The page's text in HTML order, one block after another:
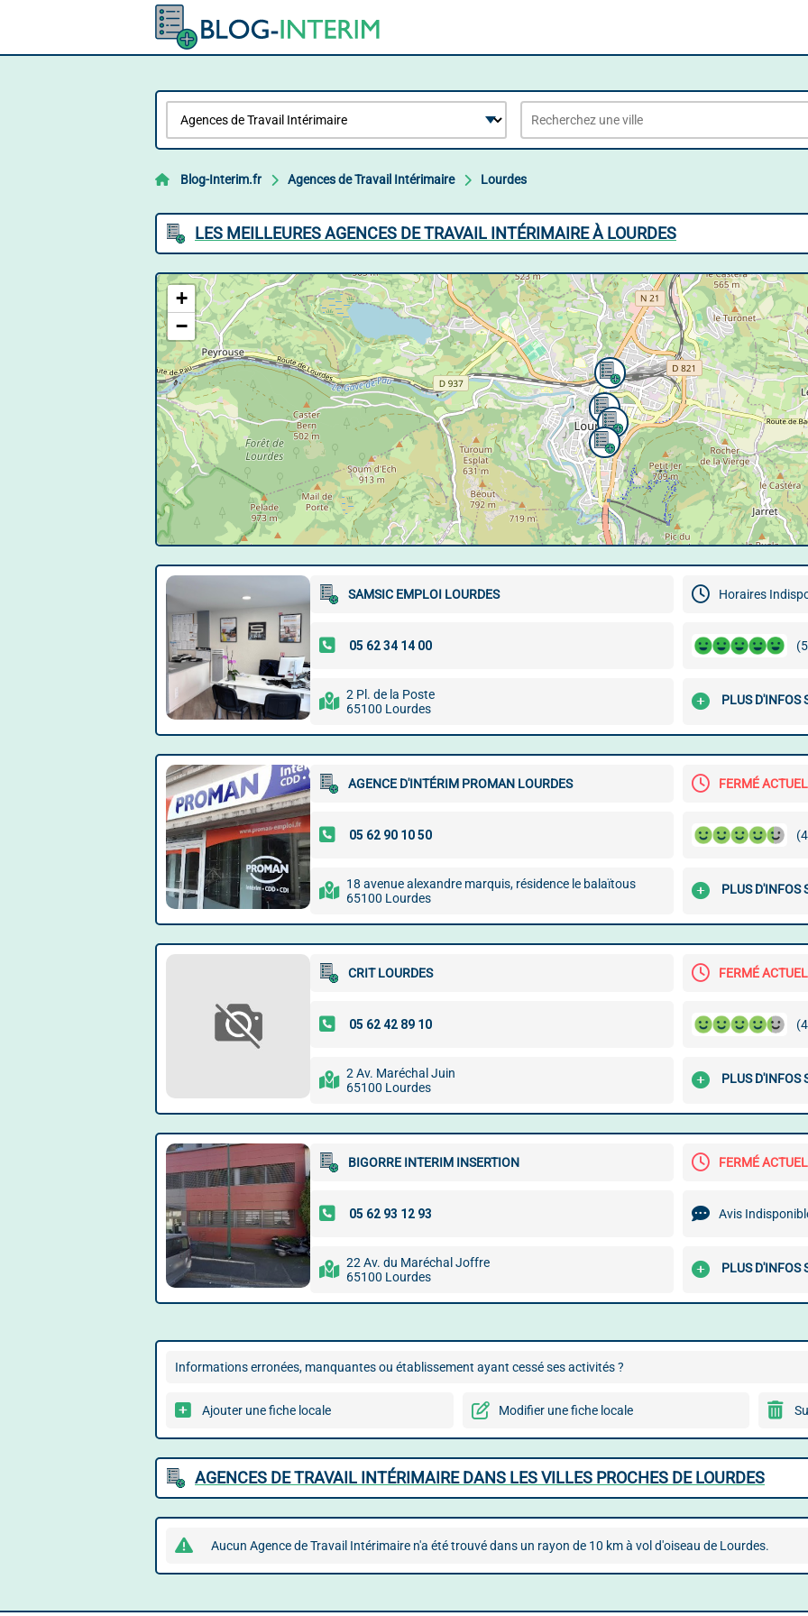
Blog-Interim.fr Agences de Travail Intérimaire Lourdes
LES MEILLEURES AGENCES DE TRAVAIL INTÉRIMAIRE À LOURDES
+
−
SAMSIC EMPLOI LOURDES Horaires
2 Pl. de la Poste
65100 Lourdes
PLUS D'INFOS
AGENCE D'INTÉRIM PROMAN LOURDES FERMÉ
18 avenue alexandre marquis, résidence le balaïtous
65100 Lourdes
PLUS D'INFOS
CRIT LOURDES FERMÉ
2 Av. Maréchal Juin
65100 Lourdes
PLUS D'INFOS
BIGORRE INTERIM INSERTION FERMÉ
Avis
22 Av. du Maréchal Joffre
65100 Lourdes
PLUS D'INFOS
Informations erronées, manquantes ou établissement ayant cessé ses activités ?
Ajouter une fiche locale Modifier une fiche locale
AGENCES DE TRAVAIL INTÉRIMAIRE DANS LES VILLES PROCHES DE LOURDES
Aucun Agence de Travail Intérimaire n'a été trouvé dans un rayon de 10 km à vol d'oiseau de Lourdes.